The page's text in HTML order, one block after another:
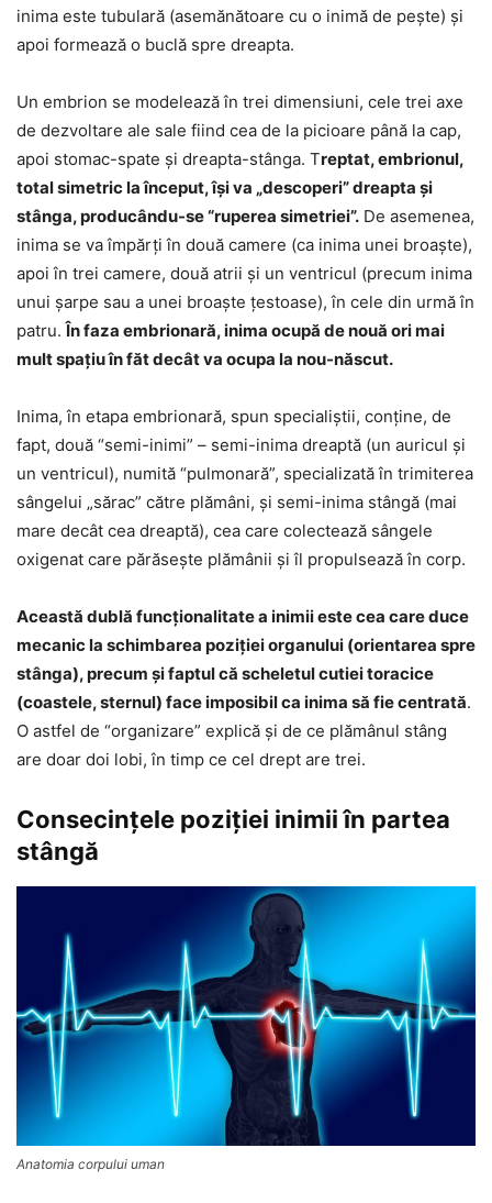
inima este tubulară (asemănătoare cu o inimă de peşte) și
apoi formează o buclă spre dreapta.
Un embrion se modelează în trei dimensiuni, cele trei axe
de dezvoltare ale sale fiind cea de la picioare până la cap,
apoi stomac-spate și dreapta-stânga. Treptat, embrionul,
total simetric la început, își va „descoperi” dreapta și
stânga, producându-se “ruperea simetriei”. De asemenea,
inima se va împărți în două camere (ca inima unei broaște),
apoi în trei camere, două atrii și un ventricul (precum inima
unui șarpe sau a unei broaște țestoase), în cele din urmă în
patru.În faza embrionară, inima ocupă de nouă ori mai
mult spațiu în făt decât va ocupa la nou-născut.
Inima, în etapa embrionară, spun specialiştii, conţine, de
fapt, două “semi-inimi” – semi-inima dreaptă (un auricul și
un ventricul), numită “pulmonară”, specializată în trimiterea
sângelui „sărac” către plămâni, şi semi-inima stângă (mai
mare decât cea dreaptă), cea care colectează sângele
oxigenat care părăsește plămânii și îl propulsează în corp.
Această dublă funcţionalitate a inimii este cea care duce
mecanic la schimbarea poziției organului (orientarea spre
stânga), precum şi faptul că scheletul cutiei toracice
(coastele, sternul) face imposibil ca inima să fie centrată.
O astfel de “organizare” explică şi de ce plămânul stâng
are doar doi lobi, în timp ce cel drept are trei.
Consecinţele poziţiei inimii în partea
stângă
Anatomia corpului uman